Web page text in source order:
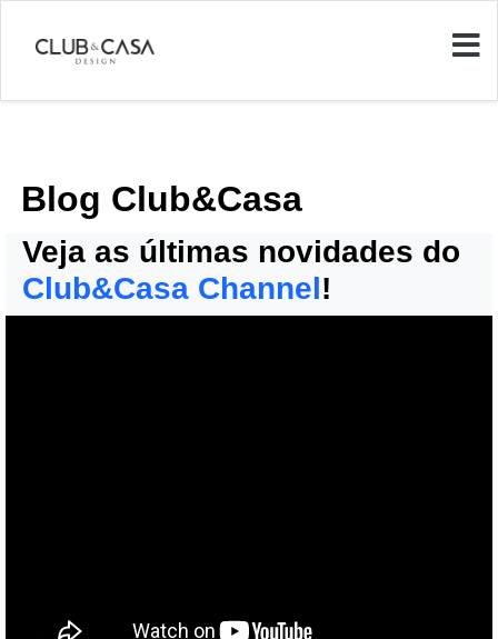
Blog Club&Casa
Veja as últimas novidades do
Club&Casa Channel!